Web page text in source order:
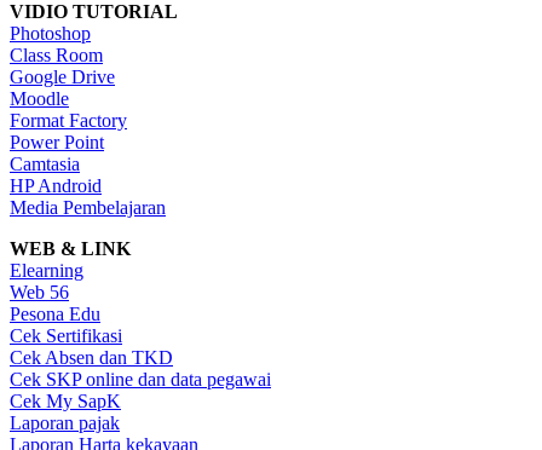
VIDIO TUTORIAL
Photoshop
Class Room
Google Drive
Moodle
Format Factory
Power Point
Camtasia
HP Android
Media Pembelajaran
WEB & LINK
Elearning
Web 56
Pesona Edu
Cek Sertifikasi
Cek Absen dan TKD
Cek SKP online dan data pegawai
Cek My SapK
Laporan pajak
Laporan Harta kekayaan